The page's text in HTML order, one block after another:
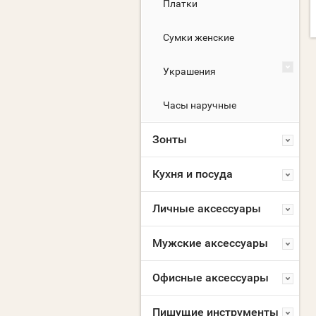
Платки
Сумки женские
Украшения
Часы наручные
Зонты
Кухня и посуда
Личные аксессуары
Мужские аксессуары
Офисные аксессуары
Пишущие инструменты